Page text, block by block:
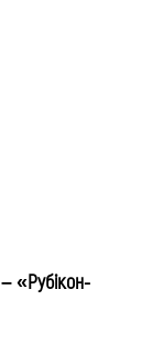
«Рубікон-